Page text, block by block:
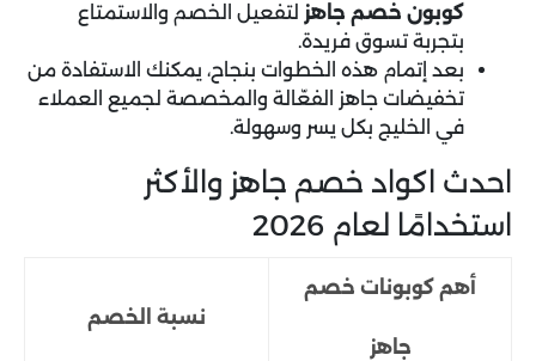
كوبون خصم جاهز لتفعيل الخصم والاستمتاع
بتجربة تسوق فريدة.
بعد إتمام هذه الخطوات بنجاح، يمكنك الاستفادة من
تخفيضات جاهز الفعّالة والمخصصة لجميع العملاء
في الخليج بكل يسر وسهولة.
احدث اكواد خصم جاهز والأكثر
استخدامًا لعام 2026
أهم كوبونات خصم
جاهز
نسبة الخصم